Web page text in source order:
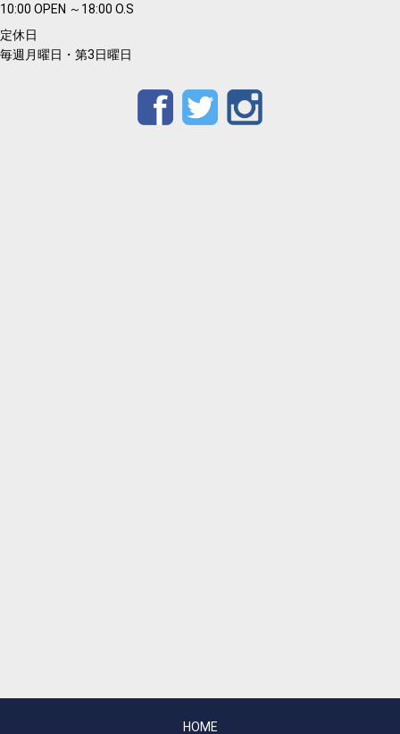
10:00 OPEN ～18:00 O.S
定休日
毎週月曜日・第3日曜日
FacebookTwitter
HOME